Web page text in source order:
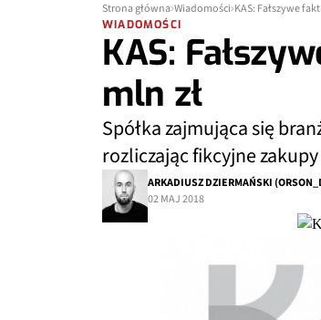
Strona główna Wiadomości KAS: Fałszywe
WIADOMOŚCI
KAS:
mln zł
Spółka zajmująca się
rozliczając fikcyjne zakupy
ARKADIUSZ DZIERMAŃSKI
02 MAJ 2018